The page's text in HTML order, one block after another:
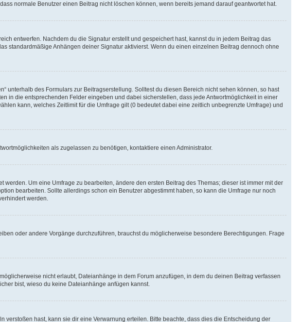
normale Benutzer einen Beitrag nicht löschen können, wenn bereits jemand darauf geantwortet hat.
entwerfen. Nachdem du die Signatur erstellt und gespeichert hast, kannst du in jedem Beitrag das
standardmäßige Anhängen deiner Signatur aktivierst. Wenn du einen einzelnen Beitrag dennoch ohne
unterhalb des Formulars zur Beitragserstellung. Solltest du diesen Bereich nicht sehen können, so hast
in die entsprechenden Felder eingeben und dabei sicherstellen, dass jede Antwortmöglichkeit in einer
kann, welches Zeitlimit für die Umfrage gilt (0 bedeutet dabei eine zeitlich unbegrenzte Umfrage) und
als zugelassen zu benötigen, kontaktiere einen Administrator.
Um eine Umfrage zu bearbeiten, ändere den ersten Beitrag des Themas; dieser ist immer mit der
bearbeiten. Sollte allerdings schon ein Benutzer abgestimmt haben, so kann die Umfrage nur noch
werden.
oder andere Vorgänge durchzuführen, brauchst du möglicherweise besondere Berechtigungen. Frage
nicht erlaubt, Dateianhänge in dem Forum anzufügen, in dem du deinen Beitrag verfassen
bist, wieso du keine Dateianhänge anfügen kannst.
hast, kann sie dir eine Verwarnung erteilen. Bitte beachte, dass dies die Entscheidung der